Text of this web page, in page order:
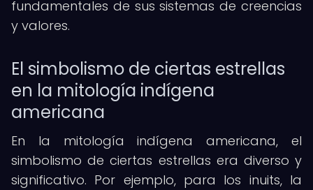
fundamentales de sus sistemas de creencias
y valores.
El simbolismo de ciertas estrellas
en la mitología indígena
americana
En la mitología indígena americana, el
simbolismo de ciertas estrellas era diverso y
significativo. Por ejemplo, para los inuits, la